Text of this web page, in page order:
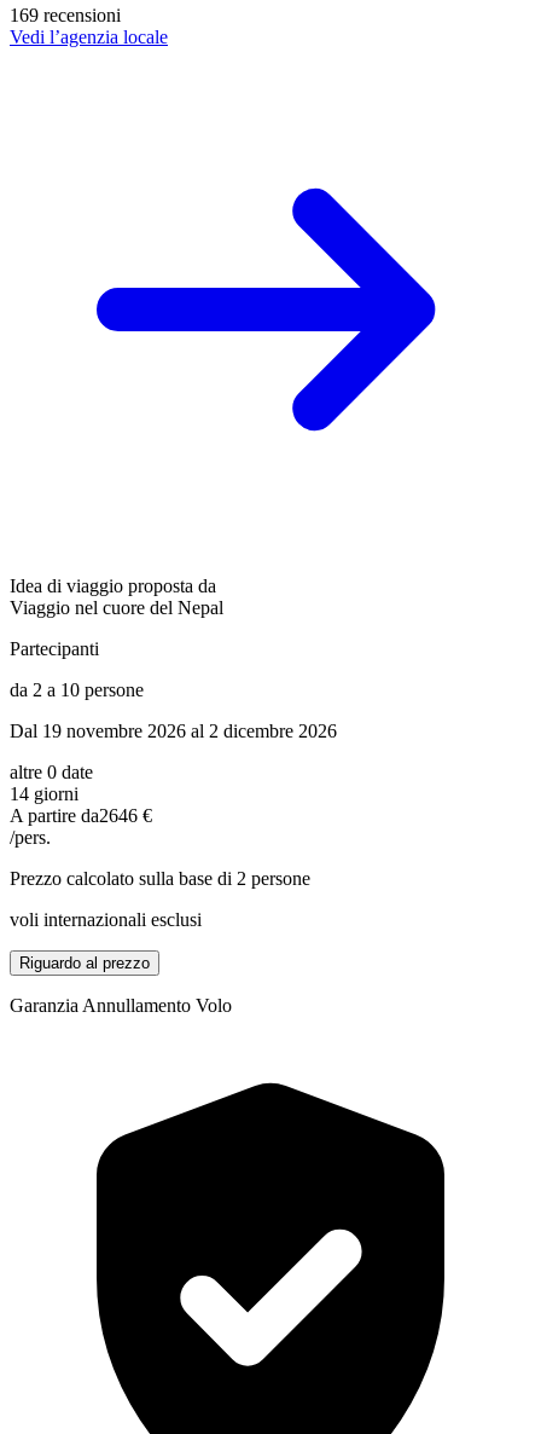
169 recensioni
Vedi l’agenzia locale
Idea di viaggio proposta da
Viaggio nel cuore del Nepal
Partecipanti
da 2 a 10 persone
Dal 19 novembre 2026 al 2 dicembre 2026
altre 0 date
14 giorni
A partire da2646 €
/pers.
Prezzo calcolato sulla base di 2 persone
voli internazionali esclusi
Riguardo al prezzo
Garanzia Annullamento Volo